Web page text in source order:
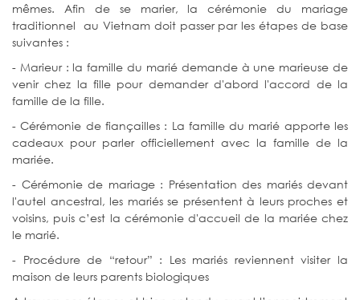
mêmes. Afin de se marier, la cérémonie du mariage
traditionnel au Vietnam doit passer par les étapes de base
suivantes :
- Marieur : la famille du marié demande à une marieuse de
venir chez la fille pour demander d'abord l'accord de la
famille de la fille.
- Cérémonie de fiançailles : La famille du marié apporte les
cadeaux pour parler officiellement avec la famille de la
mariée.
- Cérémonie de mariage : Présentation des mariés devant
l'autel ancestral, les mariés se présentent à leurs proches et
voisins, puis c’est la cérémonie d'accueil de la mariée chez
le marié.
- Procédure de “retour” : Les mariés reviennent visiter la
maison de leurs parents biologiques